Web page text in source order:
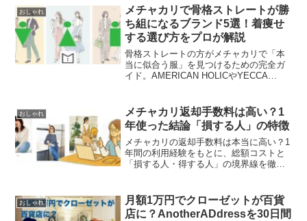
ことでバストの形を維持し、ブラを長持
ちさせる正しい洗濯法も紹介します。
おしゃれ
メチャカリで骨格ストレートが勝
ち組になるブランド5選！着痩せ
する選び方をプロが解説
骨格ストレートの方がメチャカリで「本
当に似合う服」を見つけるための完全ガ
イド。AMERICAN HOLICやYECCA
体的に紹介します。「新品が届く」から
こそ実現する、骨ストさん向けの高見え
＆着痩せコーデのコツを今すぐチェッ
ク！
おしゃれ
メチャカリ返却手数料は高い？1
年使った結論「損する人」の特徴
メチャカリの返却手数料は本当に高い？1
年間の利用経験をもとに、総額コストと
「損する人・得する人」の境界線を徹底
トでは教えてくれないリアルな裏側を公
開します。
おしゃれ
月額1万円でクローゼットが百貨
店に？AnotherADdressを30日間